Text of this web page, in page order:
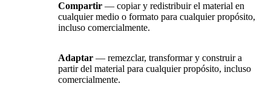
Compartir — copiar y redistribuir el material en
cualquier medio o formato para cualquier propósito,
incluso comercialmente.
Adaptar — remezclar, transformar y construir a
partir del material para cualquier propósito, incluso
comercialmente.